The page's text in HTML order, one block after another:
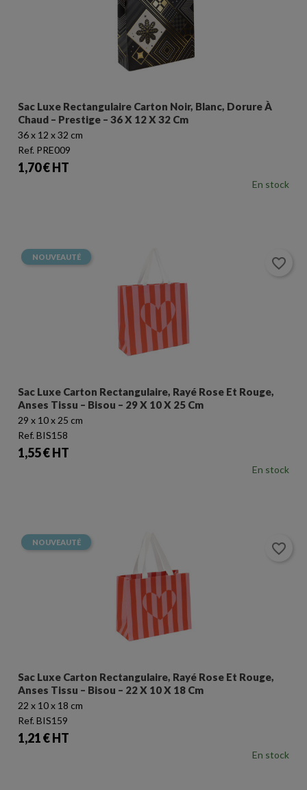
Sac Luxe Rectangulaire Carton Noir, Blanc, Dorure À
Chaud – Prestige – 36 X 12 X 32 Cm
36 x 12 x 32 cm
Ref. PRE009
Prix
1,70 € HT
En stock
Sac Luxe Carton Rectangulaire, Rayé Rose Et Rouge,
Anses Tissu – Bisou – 29 X 10 X 25 Cm
29 x 10 x 25 cm
Ref. BIS158
Prix
1,55 € HT
En stock
NOUVEAUTÉ favorite_border
Sac Luxe Carton Rectangulaire, Rayé Rose Et Rouge,
Anses Tissu – Bisou – 22 X 10 X 18 Cm
22 x 10 x 18 cm
Ref. BIS159
Prix
1,21 € HT
En stock
NOUVEAUTÉ favorite_border